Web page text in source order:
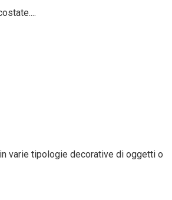
varie tipologie decorative di oggetti o